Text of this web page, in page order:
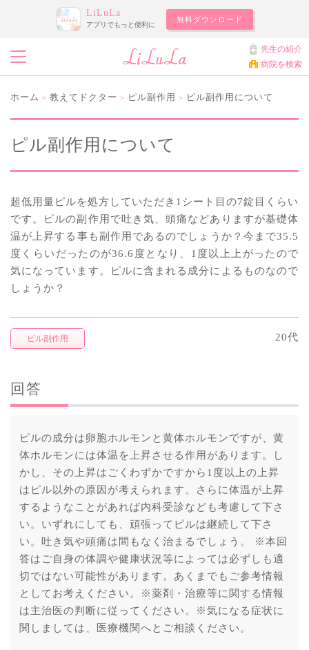
LiLuLa
アプリでもっと便利に
無料ダウンロード
先生の紹介
病院を検索
ホーム > 教えてドクター > ピル副作用 > ピル副作用について
ピル副作用について
超低用量ピルを処方していただき1シート目の7錠目くらい
です。ピルの副作用で吐き気、頭痛などありますが基礎体
温が上昇する事も副作用であるのでしょうか？今まで35.5
度くらいだったのが36.6度となり、1度以上上がったので
気になっています。ピルに含まれる成分によるものなので
しょうか？
ピル副作用 20代
回答
ピルの成分は卵胞ホルモンと黄体ホルモンですが、黄
体ホルモンには体温を上昇させる作用があります。し
かし、その上昇はごくわずかですから1度以上の上昇
はピル以外の原因が考えられます。さらに体温が上昇
するようなことがあれば内科受診なども考慮して下さ
い。いずれにしても、頑張ってピルは継続して下さ
い。吐き気や頭痛は間もなく治まるでしょう。 ※本回
答はご自身の体調や健康状況等によっては必ずしも適
切ではない可能性があります。あくまでもご参考情報
としてお考えください。※薬剤・治療等に関する情報
は主治医の判断に従ってください。※気になる症状に
関しましては、医療機関へとご相談ください。